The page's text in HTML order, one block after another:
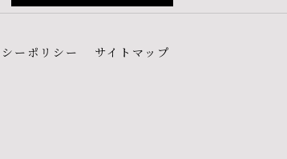
ーポリシー サイトマップ